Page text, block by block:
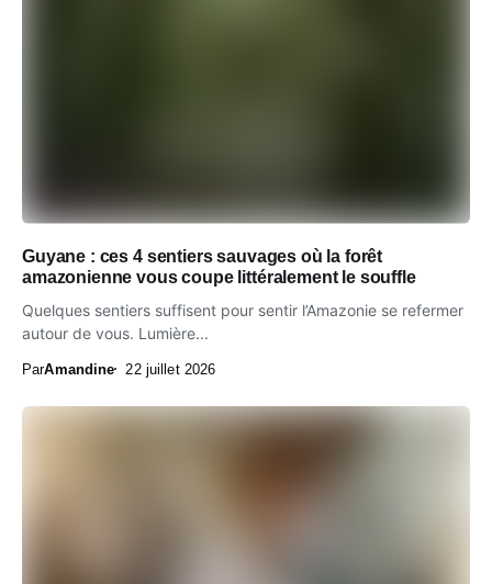
Guyane : ces 4 sentiers sauvages où la forêt
amazonienne vous coupe littéralement le souffle
Quelques sentiers suffisent pour sentir l’Amazonie se refermer
autour de vous. Lumière...
ParAmandine 22 juillet 2026